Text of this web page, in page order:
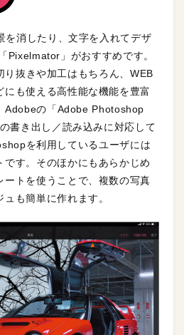
を消したり、文字を入れてデザ
Pixelmator」がおすすめです。
抜きや加工はもちろん、WEB
も使える高性能な機能を豊富
Adobeの「Adobe Photoshop
書き出し／読み込みに対応して
を利用しているユーザには
です。そのほかにもあらかじめ
ートを使うことで、複数の写真
も簡単に作れます。